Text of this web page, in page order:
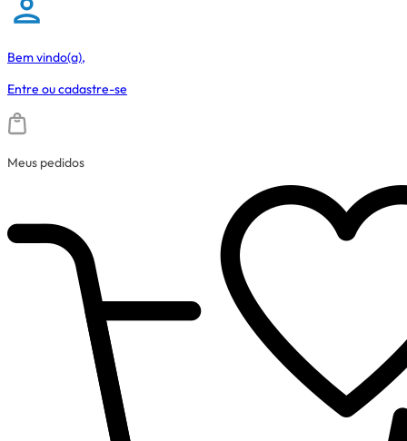
Bem vindo(a),
Entre oucadastre-se
Meus pedidos